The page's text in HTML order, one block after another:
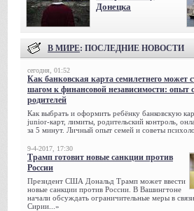
Донецка
В МИРЕ: ПОСЛЕДНИЕ НОВОСТИ
сегодня, 01:52
Как банковская карта семилетнего может
шагом к финансовой независимости: опыт
родителей
Как выбрать и оформить ребёнку банковскую
junior-карт, лимиты, родительский контроль,
за 5 минут. Личный опыт семей и советы
9-4-2017, 17:30
Трамп готовит новые санкции против
России
Президент США Дональд Трамп может ввести
новые санкции против России. В Вашингтоне
начали обсуждать ограничительные меры в
Сирии...»